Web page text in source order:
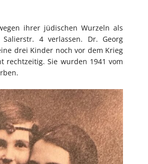
ihrer jüdischen Wurzeln als
4 verlassen. Dr. Georg
drei Kinder noch vor dem Krieg
rechtzeitig. Sie wurden 1941 vom